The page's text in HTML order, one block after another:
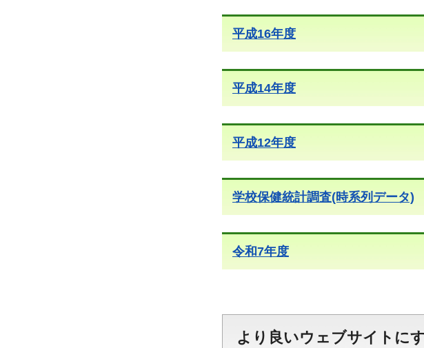
平成16年度
平成14年度
平成12年度
学校保健統計調査(時系列データ)
令和7年度
より良いウェブサイトに